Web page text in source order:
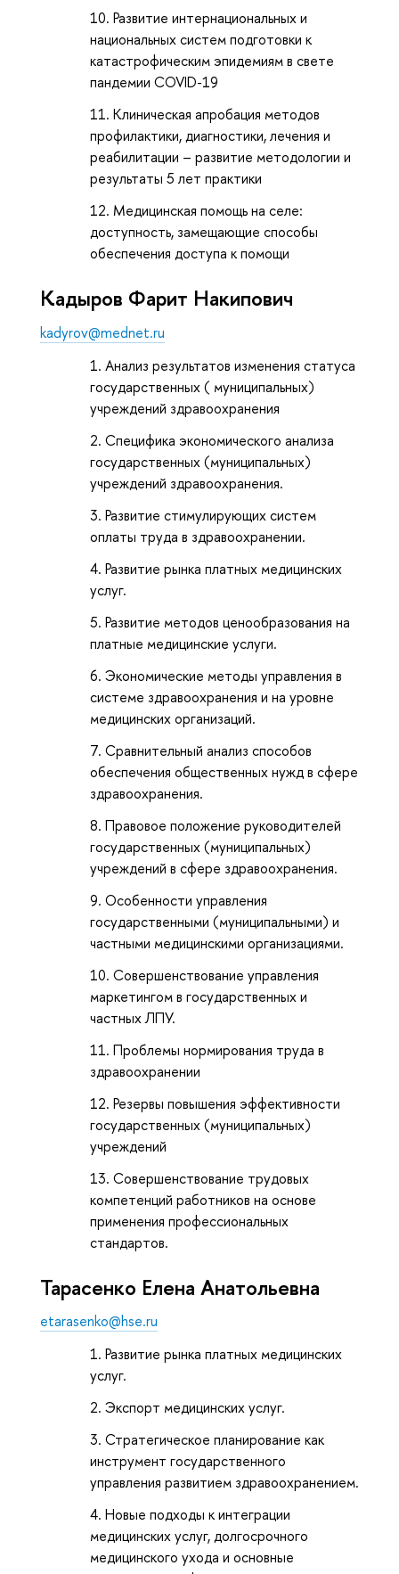
Развитие интернациональных и
национальных систем подготовки к
катастрофическим эпидемиям в свете
пандемии COVID-19
Клиническая апробация методов
профилактики, диагностики, лечения и
реабилитации – развитие методологии и
результаты 5 лет практики
Медицинская помощь на селе:
доступность, замещающие способы
обеспечения доступа к помощи
Кадыров Фарит Накипович
kadyrov@mednet.ru
Анализ результатов изменения статуса
государственных ( муниципальных)
учреждений здравоохранения
Специфика экономического анализа
государственных (муниципальных)
учреждений здравоохранения.
Развитие стимулирующих систем
оплаты труда в здравоохранении.
Развитие рынка платных медицинских
услуг.
Развитие методов ценообразования на
платные медицинские услуги.
Экономические методы управления в
системе здравоохранения и на уровне
медицинских организаций.
Сравнительный анализ способов
обеспечения общественных нужд в сфере
здравоохранения.
Правовое положение руководителей
государственных (муниципальных)
учреждений в сфере здравоохранения.
Особенности управления
государственными (муниципальными) и
частными медицинскими организациями.
Совершенствование управления
маркетингом в государственных и
частных ЛПУ.
Проблемы нормирования труда в
здравоохранении
Резервы повышения эффективности
государственных (муниципальных)
учреждений
Совершенствование трудовых
компетенций работников на основе
применения профессиональных
стандартов.
Тарасенко Елена Анатольевна
etarasenko@hse.ru
Развитие рынка платных медицинских
услуг.
Экспорт медицинских услуг.
Стратегическое планирование как
инструмент государственного
управления развитием здравоохранением.
Новые подходы к интеграции
медицинских услуг, долгосрочного
медицинского ухода и основные